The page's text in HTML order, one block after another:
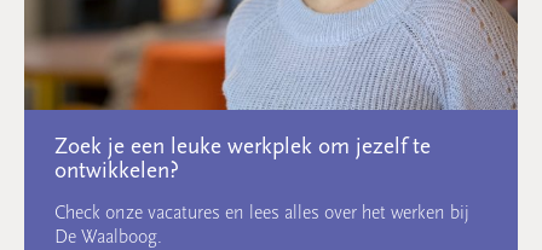
Zoek je een leuke werkplek om jezelf te
ontwikkelen?
Check onze vacatures en lees alles over het werken bij
De Waalboog.